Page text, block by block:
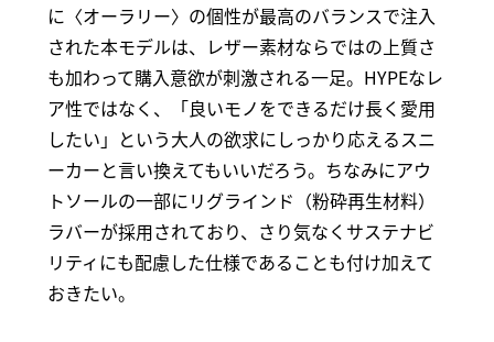
に〈オーラリー〉の個性が最高のバランスで注入
された本モデルは、レザー素材ならではの上質さ
も加わって購入意欲が刺激される一足。HYPEなレ
ア性ではなく、「良いモノをできるだけ長く愛用
したい」という大人の欲求にしっかり応えるスニ
ーカーと言い換えてもいいだろう。ちなみにアウ
トソールの一部にリグラインド（粉砕再生材料）
ラバーが採用されており、さり気なくサステナビ
リティにも配慮した仕様であることも付け加えて
おきたい。